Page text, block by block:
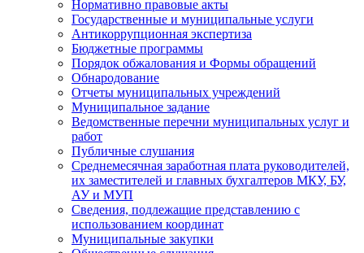
Нормативно правовые акты
Государственные и муниципальные услуги
Антикоррупционная экспертиза
Бюджетные программы
Порядок обжалования и Формы обращений
Обнародование
Отчеты муниципальных учреждений
Муниципальное задание
Ведомственные перечни муниципальных услуг и
работ
Публичные слушания
Среднемесячная заработная плата руководителей,
их заместителей и главных бухгалтеров МКУ, БУ,
АУ и МУП
Сведения, подлежащие представлению с
использованием координат
Муниципальные закупки